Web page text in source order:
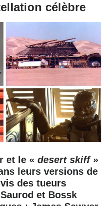
célèbre
et le « desert skiff»
leurs versions de
des tueurs
et Bossk